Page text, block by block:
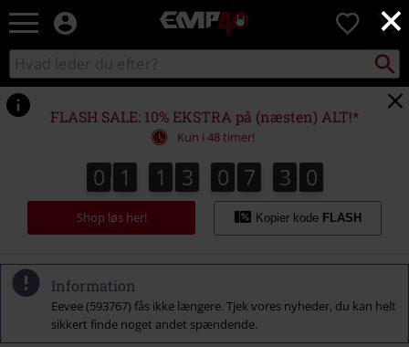
×
EMP
Musik,
TV
og
gaming
merch
alternativ
mode
0
Søg
sortiment
Søg
FLASH SALE: 10% EKSTRA på (næsten) ALT!*
Kun i 48 timer!
0
0 1
1 1
1 3
3 0
0 7
7 2
3
2 8
8
0
9
Shop løs her! Kopier kode FLASH
Information
Eevee (593767) fås ikke længere. Tjek vores nyheder, du kan helt
sikkert finde noget andet spændende.